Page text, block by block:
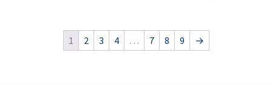
1 2 3 4 … 7 8 9 →